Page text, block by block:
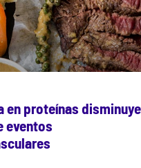
en proteínas disminuye
eventos